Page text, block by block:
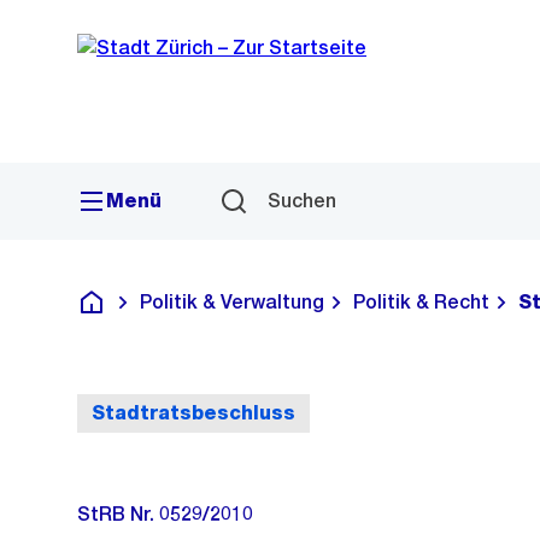
Navigation
Sprunglink
Menü Suchen
Deutsch
Politik & Verwaltung Politik & Recht
Stadtratsbeschluss
StRB Nr. 0529/2010